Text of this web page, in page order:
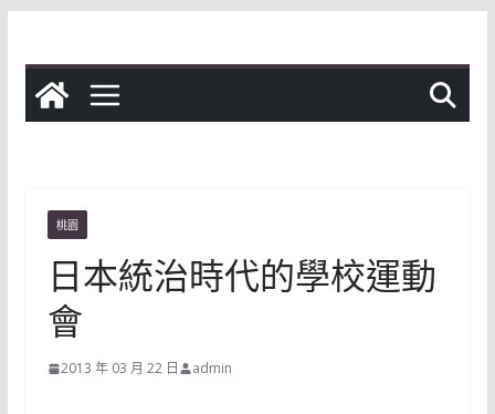
content
桃園
日本統治時代的學校運動
會
2013 年 03 月 22 日 admin